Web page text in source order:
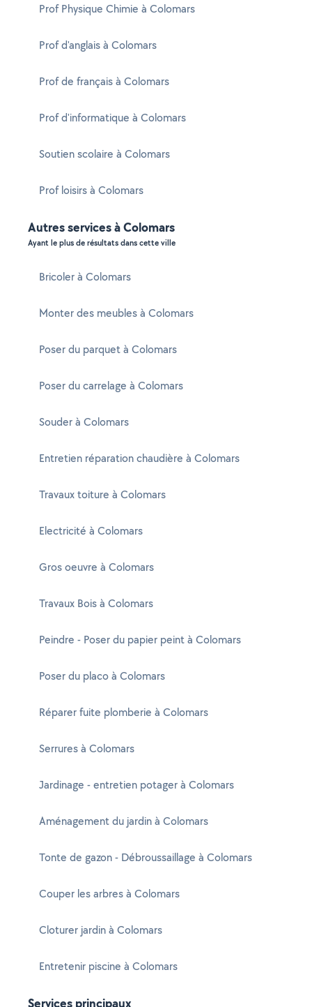
Prof Physique Chimie à Colomars
Prof d'anglais à Colomars
Prof de français à Colomars
Prof d'informatique à Colomars
Soutien scolaire à Colomars
Prof loisirs à Colomars
Autres services à Colomars
Ayant le plus de résultats dans cette ville
Bricoler à Colomars
Monter des meubles à Colomars
Poser du parquet à Colomars
Poser du carrelage à Colomars
Souder à Colomars
Entretien réparation chaudière à Colomars
Travaux toiture à Colomars
Electricité à Colomars
Gros oeuvre à Colomars
Travaux Bois à Colomars
Peindre - Poser du papier peint à Colomars
Poser du placo à Colomars
Réparer fuite plomberie à Colomars
Serrures à Colomars
Jardinage - entretien potager à Colomars
Aménagement du jardin à Colomars
Tonte de gazon - Débroussaillage à Colomars
Couper les arbres à Colomars
Cloturer jardin à Colomars
Entretenir piscine à Colomars
Services principaux